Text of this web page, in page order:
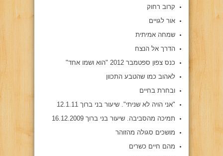
קרוב רחוק
אור לגויים
שמחה אמיתית
הדרך אל הנצח
כנס צפון ספטמבר 2012 "הוא ושמו אחד"
לאהוב כמו שהטבע התכוון
ובחרת בחיים
"אני הויה לא שניתי". שיעור בני ברוך 12.1.11
תמיכה מהסביבה. שיעור בני ברוך 16.12.2009
מושכים סגולה מהזוהר
מהם חיים כשרים